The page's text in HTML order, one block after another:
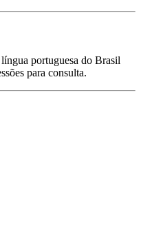
portuguesa do Brasil
para consulta.